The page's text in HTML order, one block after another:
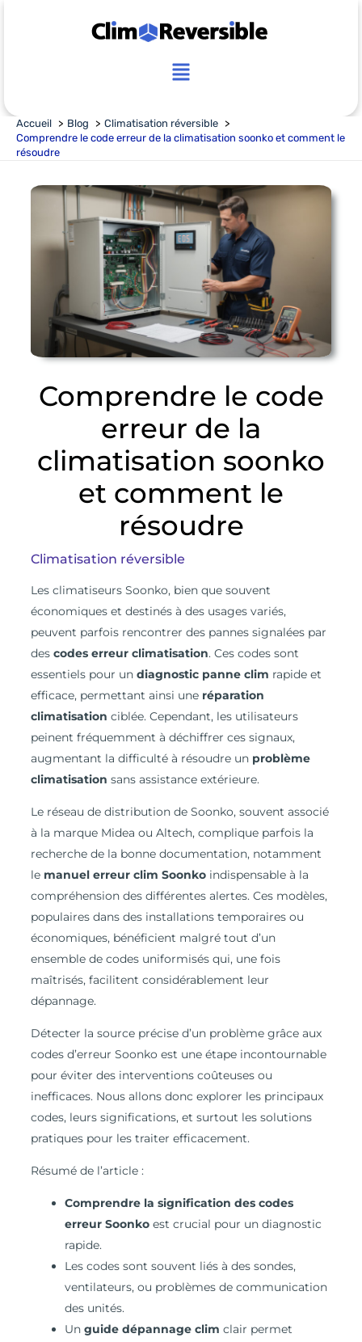
Main
Accueil Blog
Climatisation réversible
Comprendre le code erreur de la climatisation soonko et comment le
résoudre
Comprendre le code
erreur de la
climatisation soonko
et comment le
résoudre
Climatisation réversible
Les climatiseurs Soonko, bien que souvent
économiques et destinés à des usages variés,
peuvent parfois rencontrer des pannes signalées par
des codes erreur climatisation. Ces codes sont
essentiels pour un diagnostic panne clim rapide et
efficace, permettant ainsi une réparation
climatisation ciblée. Cependant, les utilisateurs
peinent fréquemment à déchiffrer ces signaux,
augmentant la difficulté à résoudre un problème
climatisation sans assistance extérieure.
Le réseau de distribution de Soonko, souvent associé
à la marque Midea ou Altech, complique parfois la
recherche de la bonne documentation, notamment
le manuel erreur clim Soonkoindispensable à la
compréhension des différentes alertes. Ces modèles,
populaires dans des installations temporaires ou
économiques, bénéficient malgré tout d’un
ensemble de codes uniformisés qui, une fois
maîtrisés, facilitent considérablement leur
dépannage.
Détecter la source précise d’un problème grâce aux
codes d’erreur Soonko est une étape incontournable
pour éviter des interventions coûteuses ou
inefficaces. Nous allons donc explorer les principaux
codes, leurs significations, et surtout les solutions
pratiques pour les traiter efficacement.
Résumé de l’article :
Comprendre la signification des codes
erreur Soonkoest crucial pour un diagnostic
rapide.
Les codes sont souvent liés à des sondes,
ventilateurs, ou problèmes de communication
des unités.
Un guide dépannage clim clair permet